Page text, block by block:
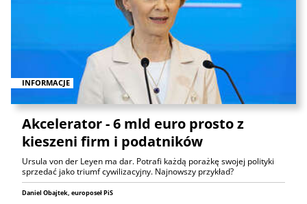
INFORMACJE
Akcelerator - 6 mld euro prosto z
kieszeni firm i podatników
Ursula von der Leyen ma dar. Potrafi każdą porażkę swojej polityki
sprzedać jako triumf cywilizacyjny. Najnowszy przykład?
Daniel Obajtek, europoseł PiS